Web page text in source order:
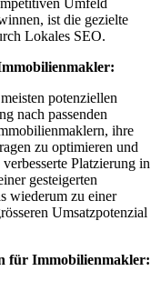
ist die gezielte
Lokales SEO.
potenziellen
nach passenden
ihre
zu optimieren und
Platzierung in
gesteigerten
wiederum zu einer
Umsatzpotenzial
für Immobilienmakler: